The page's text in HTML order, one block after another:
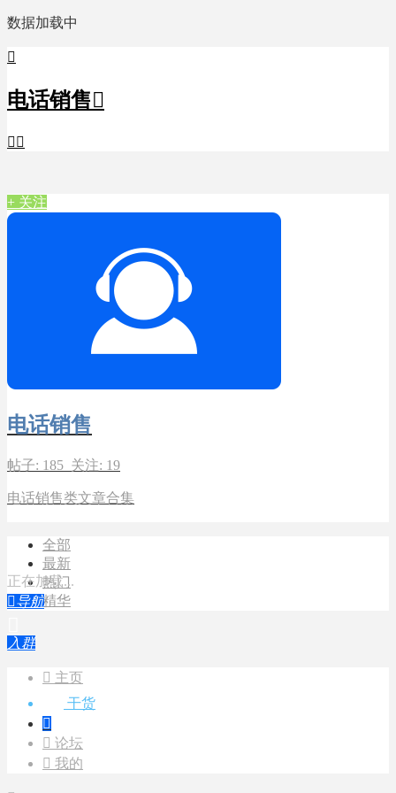
数据加载中

电话销售
 
+ 关注
电话销售
帖子: 185 关注: 19
电话销售类文章合集
全部
最新
热门
精华
正在加载...
导航
入群
 主页
干货

 论坛
 我的